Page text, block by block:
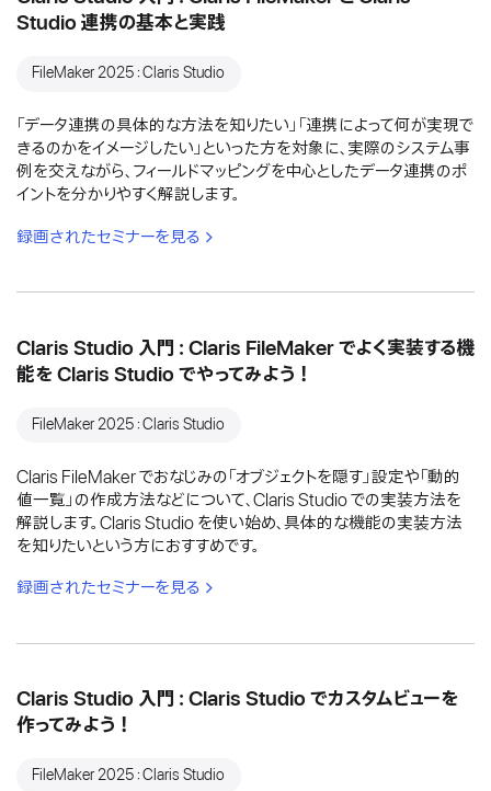
Studio 連携の基本と実践
FileMaker 2025：Claris Studio
「データ連携の具体的な方法を知りたい」「連携によって何が実現で
きるのかをイメージしたい」といった方を対象に、実際のシステム事
例を交えながら、フィールドマッピングを中心としたデータ連携のポ
イントを分かりやすく解説します。
録画されたセミナーを見る
Claris Studio 入門：Claris FileMaker でよく実装する機
能を Claris Studio でやってみよう！
FileMaker 2025：Claris Studio
Claris FileMaker でおなじみの「オブジェクトを隠す」設定や「動的
値一覧」の作成方法などについて、Claris Studio での実装方法を
解説します。Claris Studio を使い始め、具体的な機能の実装方法
を知りたいという方におすすめです。
録画されたセミナーを見る
Claris Studio 入門：Claris Studio でカスタムビューを
作ってみよう！
FileMaker 2025：Claris Studio